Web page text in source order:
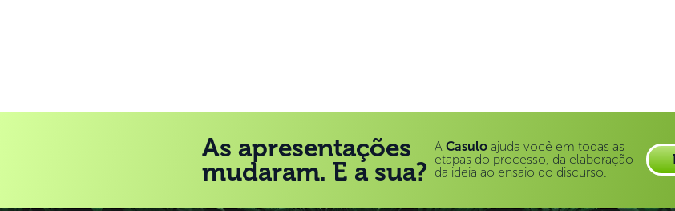
As apresentações
mudaram. E a sua?
A Casuloajuda você em todas as
etapas do processo, da elaboração
da ideia ao ensaio do discurso.